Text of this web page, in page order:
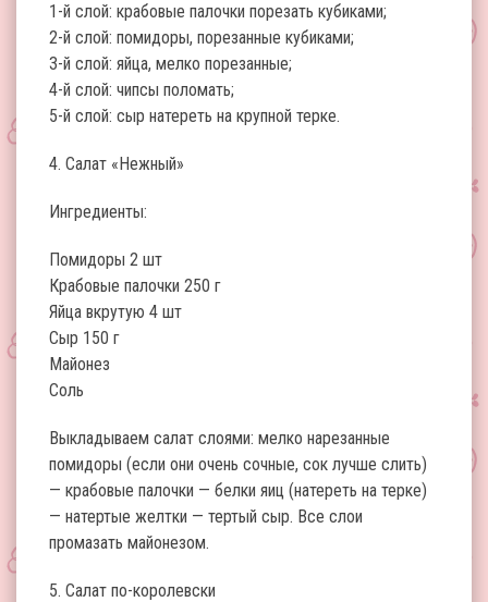
1-й слой: крабовые палочки порезать кубиками;
2-й слой: помидоры, порезанные кубиками;
3-й слой: яйца, мелко порезанные;
4-й слой: чипсы поломать;
5-й слой: сыр натереть на крупной терке.
4. Салат «Нежный»
Ингредиенты:
Помидоры 2 шт
Крабовые палочки 250 г
Яйца вкрутую 4 шт
Сыр 150 г
Майонез
Соль
Выкладываем салат слоями: мелко нарезанные
помидоры (если они очень сочные, сок лучше слить)
— крабовые палочки — белки яиц (натереть на терке)
— натертые желтки — тертый сыр. Все слои
промазать майонезом.
5. Салат по-королевски